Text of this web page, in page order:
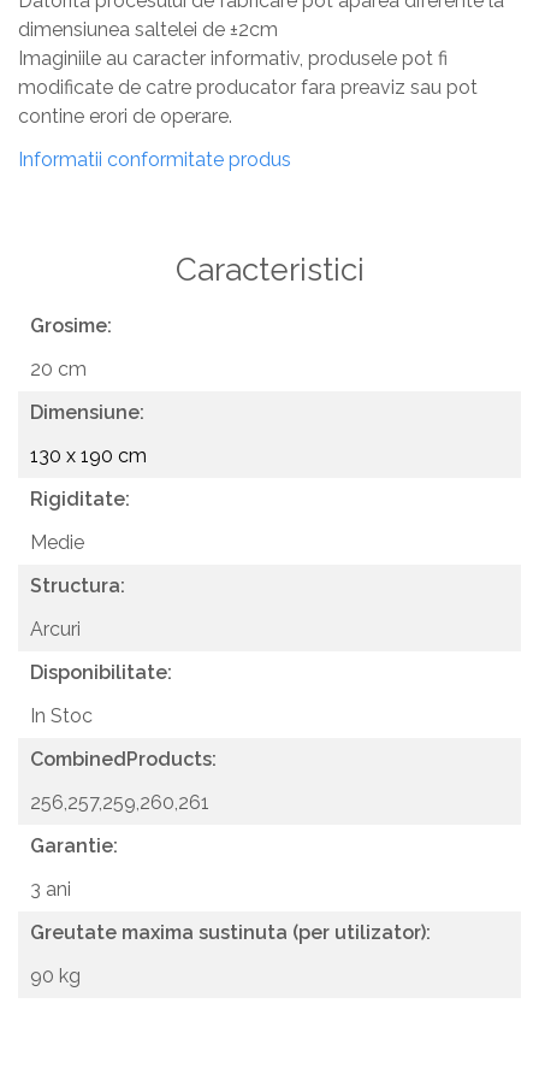
dimensiunea saltelei de ±2cm
Imaginiile au caracter informativ, produsele pot fi
modificate de catre producator fara preaviz sau pot
contine erori de operare.
Informatii conformitate produs
Caracteristici
Grosime:
20 cm
Dimensiune:
130 x 190 cm
Rigiditate:
Medie
Structura:
Arcuri
Disponibilitate:
In Stoc
CombinedProducts:
256,257,259,260,261
Garantie:
3 ani
Greutate maxima sustinuta (per utilizator):
90 kg